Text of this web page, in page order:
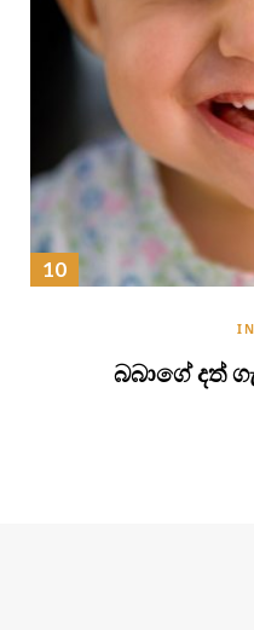
බබාගේ දත්